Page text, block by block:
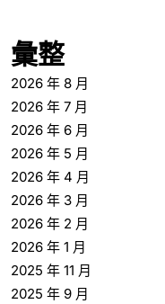
彙整
2026 年 8 月
2026 年 7 月
2026 年 6 月
2026 年 5 月
2026 年 4 月
2026 年 3 月
2026 年 2 月
2026 年 1 月
2025 年 11 月
2025 年 9 月